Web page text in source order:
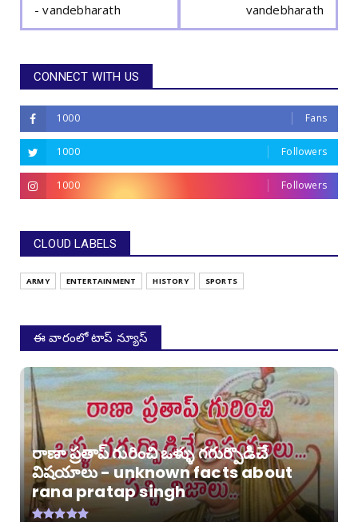
- vandebharath
vandebharath
CONNECT WITH US
1000 Fans
1000 Followers
1000 Followers
CLOUD LABELS
ARMY ENTERTAINMENT HISTORY SPORTS
ఈ వారంలో టాప్ న్యూస్
రాణా ప్రతాప్ గురించి ఒళ్ళు గగుర్పొడిచే
విషయాలు - unknown facts about
rana pratap singh